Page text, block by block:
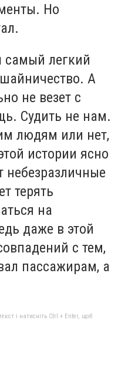
Но
легкий
А
не везет с
Судить не нам.
людям или нет,
истории ясно
небезразличные
терять
на
даже в этой
с тем,
пассажирам, а
і натисніть Ctrl + Enter, щоб